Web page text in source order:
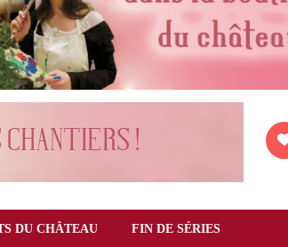
DU CHÂTEAU FIN DE SÉRIES